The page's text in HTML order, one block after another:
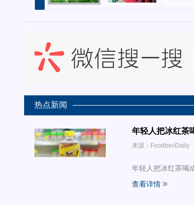
热点新闻
年轻人把冰红茶
来源：FoodbevDaily
年轻人把冰红茶喝
查看详情